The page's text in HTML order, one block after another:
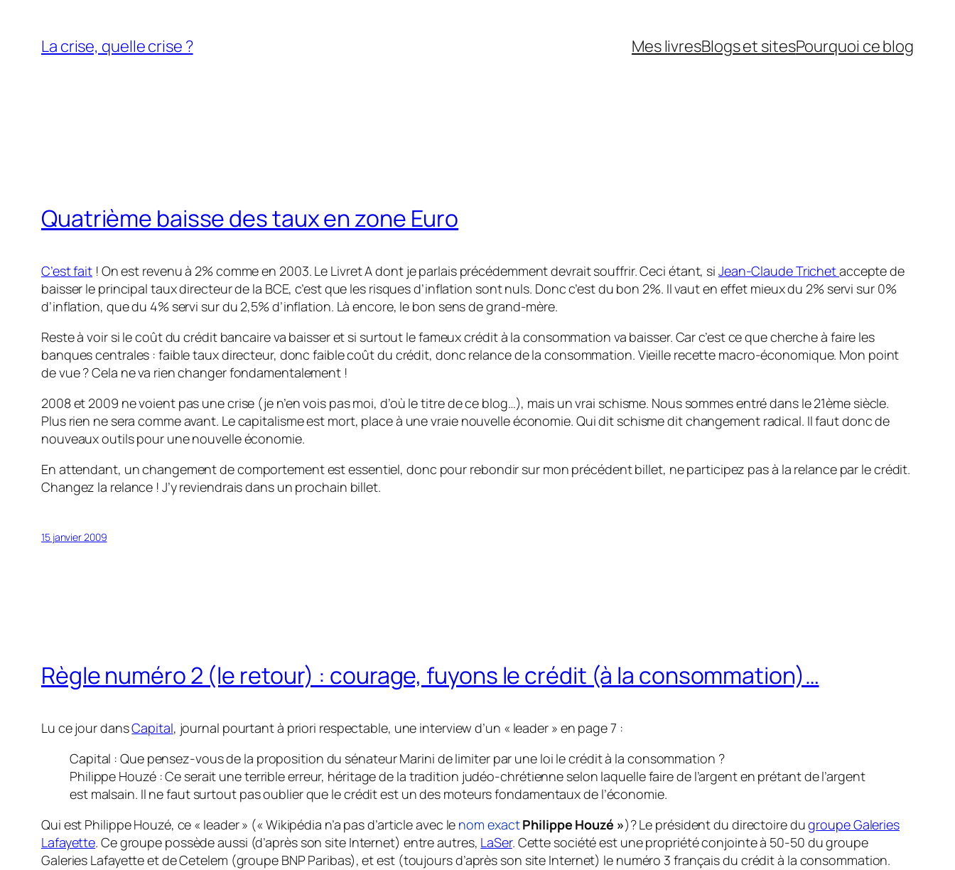
contenu
La crise, quelle crise ? Mes livresBlogs et sitesPourquoi ce blog
Quatrième baisse des taux en zone Euro
C’est fait ! On est revenu à 2% comme en 2003. Le Livret A dont je parlais précédemment devrait souffrir. Ceci étant, si Jean-Claude Trichetaccepte de
baisser le principal taux directeur de la BCE, c’est que les risques d’inflation sont nuls. Donc c’est du bon 2%. Il vaut en effet mieux du 2% servi sur 0%
d’inflation, que du 4% servi sur du 2,5% d’inflation. Là encore, le bon sens de grand-mère.
Reste à voir si le coût du crédit bancaire va baisser et si surtout le fameux crédit à la consommation va baisser. Car c’est ce que cherche à faire les
banques centrales : faible taux directeur, donc faible coût du crédit, donc relance de la consommation. Vieille recette macro-économique. Mon point
de vue ? Cela ne va rien changer fondamentalement !
2008 et 2009 ne voient pas une crise (je n’en vois pas moi, d’où le titre de ce blog…), mais un vrai schisme. Nous sommes entré dans le 21ème siècle.
Plus rien ne sera comme avant. Le capitalisme est mort, place à une vraie nouvelle économie. Qui dit schisme dit changement radical. Il faut donc de
nouveaux outils pour une nouvelle économie.
En attendant, un changement de comportement est essentiel, donc pour rebondir sur mon précédent billet, ne participez pas à la relance par le crédit.
Changez la relance ! J’y reviendrais dans un prochain billet.
15 janvier 2009
Règle numéro 2 (le retour) : courage, fuyons le crédit (à la consommation)…
Lu ce jour dansCapital, journal pourtant à priori respectable, une interview d’un « leader » en page 7 :
Capital : Que pensez-vous de la proposition du sénateur Marini de limiter par une loi le crédit à la consommation ?
Philippe Houzé : Ce serait une terrible erreur, héritage de la tradition judéo-chrétienne selon laquelle faire de l’argent en prétant de l’argent
est malsain. Il ne faut surtout pas oublier que le crédit est un des moteurs fondamentaux de l’économie.
Qui est Philippe Houzé, ce « leader » (« Wikipédia n’a pas d’article avec le nom exactPhilippe Houzé »)? Le président du directoire dugroupe Galeries
Lafayette. Ce groupe possède aussi (d’après son site Internet) entre autres, LaSer. Cette société est une propriété conjointe à 50-50 du groupe
Galeries Lafayette et de Cetelem (groupe BNP Paribas), et est (toujours d’après son site Internet) le numéro 3 français du crédit à la consommation.